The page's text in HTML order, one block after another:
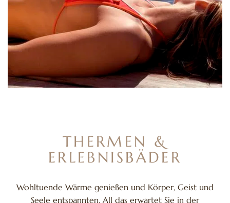
THERMEN &
ERLEBNISBÄDER
Wohltuende Wärme genießen und Körper, Geist und
Seele entspannten. All das erwartet Sie in der